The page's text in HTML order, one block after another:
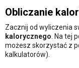
Obliczanie
Zacznij od wyliczenia
kalorycznego . Na tej
możesz skorzystać z
kalkulatorów).